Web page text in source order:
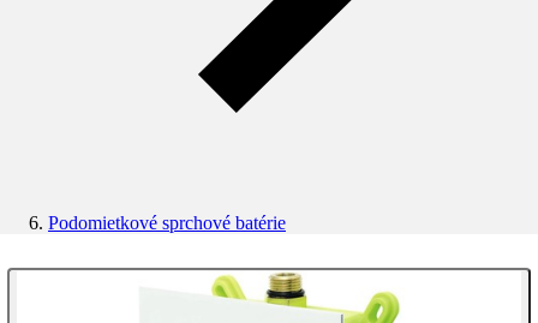
Podomietkové sprchové batérie